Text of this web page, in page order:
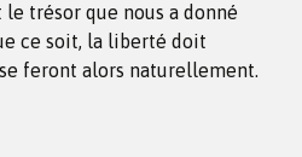
trésor que nous a donné
ce soit, la liberté doit
feront alors naturellement.